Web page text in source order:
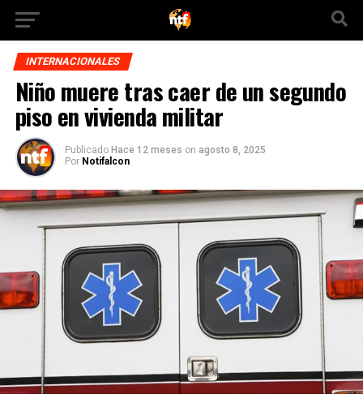
INTERNACIONALES
Niño muere tras caer de un segundo
piso en vivienda militar
Publicado Hace 12 meses on agosto 8, 2025
Por Notifalcon